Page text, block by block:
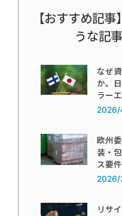
【おすすめ記
うな記
なぜ
か。
ラー
欧州
装・
ス要
2026/
リサ